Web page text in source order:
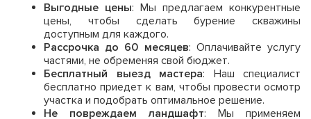
Выгодные цены: Мы предлагаем конкурентные
цены, чтобы сделать бурение скважины
доступным для каждого.
Рассрочка до 60 месяцев: Оплачивайте услугу
частями, не обременяя свой бюджет.
Бесплатный выезд мастера: Наш специалист
бесплатно приедет к вам, чтобы провести осмотр
участка и подобрать оптимальное решение.
Не повреждаем ландшафт: Мы применяем